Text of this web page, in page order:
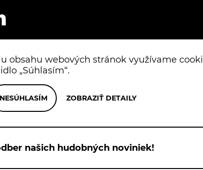
obsahu webových stránok využívame
„Súhlasím“.
našich hudobných noviniek!